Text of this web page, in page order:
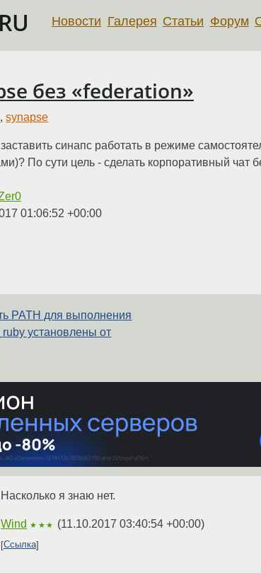
Новости Галерея Статьи Форум
без «federation»
,synapse
синапс работать в режиме
По сути цель - сделать корпоративный
01:06:52 +00:00
PATH для выполнения
установлены от
Насколько я знаю нет.
Wind ★★★ (11.10.2017 03:40:54 +00:00)
Ссылка